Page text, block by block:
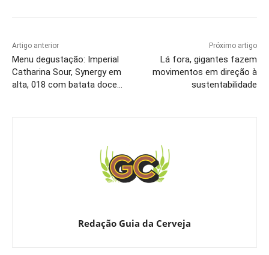
Artigo anterior
Menu degustação: Imperial
Catharina Sour, Synergy em
alta, 018 com batata doce…
Próximo artigo
Lá fora, gigantes fazem
movimentos em direção à
sustentabilidade
Redação Guia da Cerveja